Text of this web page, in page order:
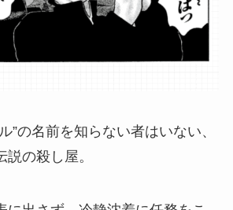
”の名前を知らない者はいない、
の殺し屋。